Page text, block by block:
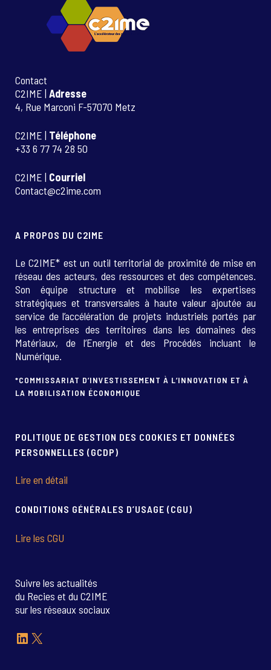
Contact
C2IME | Adresse
4, Rue Marconi F-57070 Metz
C2IME | Téléphone
+33 6 77 74 28 50
C2IME | Courriel
Contact@c2ime.com
A PROPOS DU C2IME
Le C2IME* est un outil territorial de proximité de mise en
réseau des acteurs, des ressources et des compétences.
Son équipe structure et mobilise les expertises
stratégiques et transversales à haute valeur ajoutée au
service de l’accélération de projets industriels portés par
les entreprises des territoires dans les domaines des
Matériaux, de l’Energie et des Procédés incluant le
Numérique.
*COMMISSARIAT D’INVESTISSEMENT À L’INNOVATION ET À
LA MOBILISATION ÉCONOMIQUE
POLITIQUE DE GESTION DES COOKIES ET DONNÉES
PERSONNELLES (GCDP)
Lire en détail
CONDITIONS GÉNÉRALES D’USAGE (CGU)
Lire les CGU
Suivre les actualités
du Recies et du C2IME
sur les réseaux sociaux
LinkedIn
X